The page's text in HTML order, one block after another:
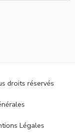
droits réservés
Légales